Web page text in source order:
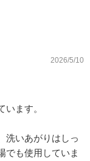
2026/5/10
ます。
洗いあがりはしっ
でも使用していま